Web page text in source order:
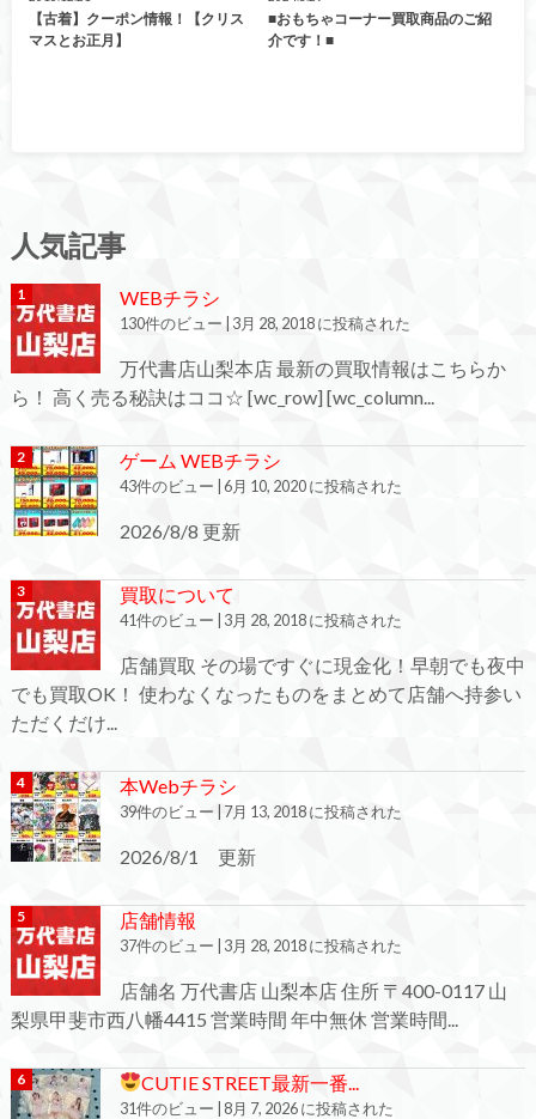
【古着】クーポン情報！【クリス
マスとお正月】
■おもちゃコーナー買取商品のご紹
介です！■
人気記事
WEBチラシ
130件のビュー 3月 28, 2018 に投稿された
万代書店山梨本店 最新の買取情報はこちらか
ら！ 高く売る秘訣はココ☆ [wc_row] [wc_column...
ゲーム WEBチラシ
43件のビュー 6月 10, 2020 に投稿された
2026/8/8 更新
買取について
41件のビュー 3月 28, 2018 に投稿された
店舗買取 その場ですぐに現金化！早朝でも夜中
でも買取OK！ 使わなくなったものをまとめて店舗へ持参い
ただくだけ...
本Webチラシ
39件のビュー 7月 13, 2018 に投稿された
2026/8/1 更新
店舗情報
37件のビュー 3月 28, 2018 に投稿された
店舗名 万代書店 山梨本店 住所 〒400-0117 山
梨県甲斐市西八幡4415 営業時間 年中無休 営業時間...
CUTIE STREET最新一番...
31件のビュー 8月 7, 2026 に投稿された